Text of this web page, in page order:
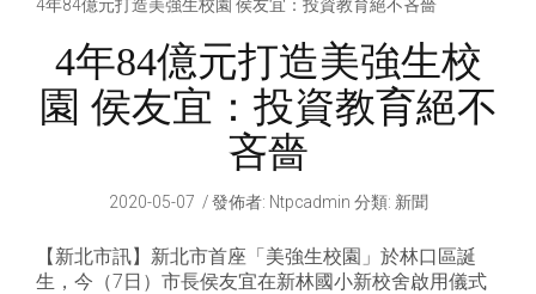
4年84億元打造美強生校園 侯友宜：投資教育絕不吝嗇
4年84億元打造美強生校
園 侯友宜：投資教育絕不
吝嗇
2020-05-07 發佈者: Ntpcadmin 分類: 新聞
【新北市訊】新北市首座「美強生校園」於林口區誕
生，今（7日）市長侯友宜在新林國小新校舍啟用儀式